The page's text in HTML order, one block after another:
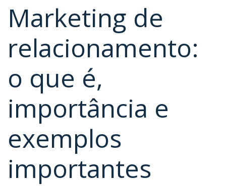
Marketing de
relacionamento:
o que é,
importância e
exemplos
importantes